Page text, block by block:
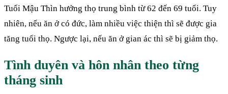
Tuổi Mậu Thìn hưởng thọ trung bình từ 62 đến 69 tuổi. Tuy
nhiên, nếu ăn ở có đức, làm nhiều việc thiện thì sẽ được gia
tăng tuổi thọ. Ngược lại, nếu ăn ở gian ác thì sẽ bị giảm thọ.
Tình duyên và hôn nhân theo từng
tháng sinh